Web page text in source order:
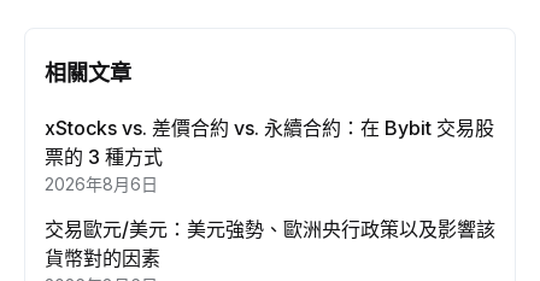
相關文章
xStocks vs. 差價合約 vs. 永續合約：在 Bybit 交易股
票的 3 種方式
2026年8月6日
交易歐元/美元：美元強勢、歐洲央行政策以及影響該
貨幣對的因素